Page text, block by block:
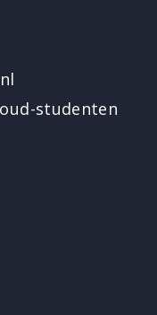
studenten